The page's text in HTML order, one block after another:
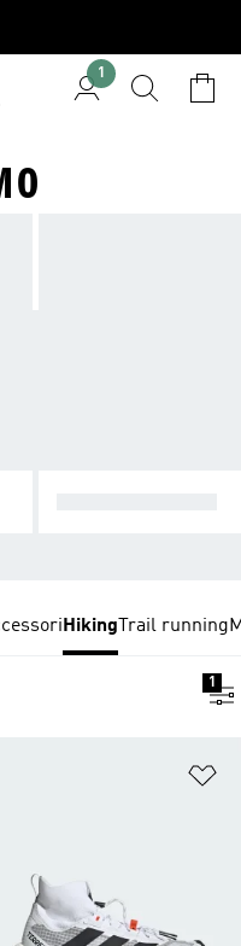
1
Hiking Trail running
1
alla lista dei desideri